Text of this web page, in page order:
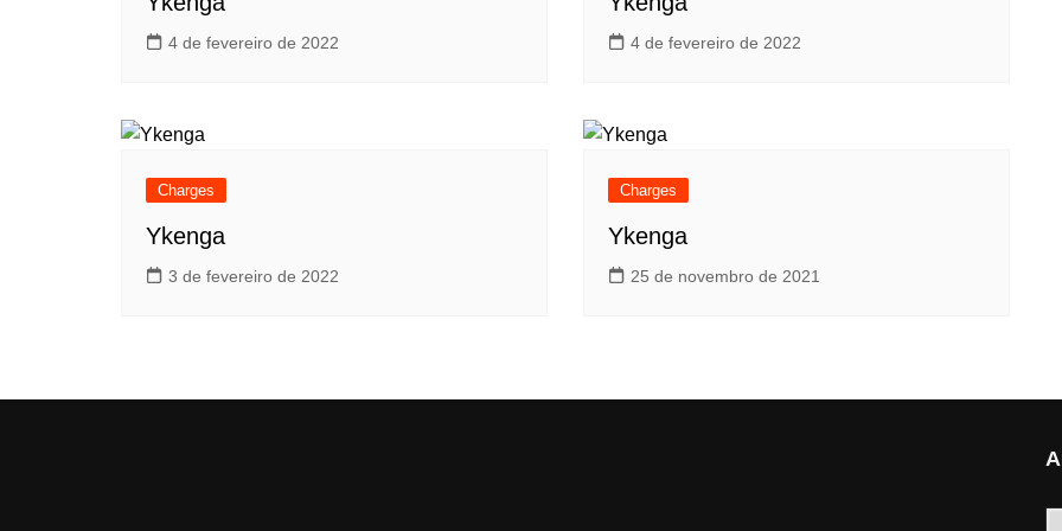
4 de fevereiro de 2022 4 de fevereiro de 2022
Charges
Ykenga
3 de fevereiro de 2022
Charges
Ykenga
25 de novembro de 2021